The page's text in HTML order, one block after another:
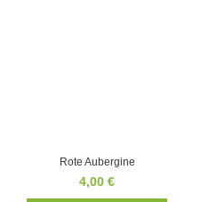
Rote Aubergine
4,00 €